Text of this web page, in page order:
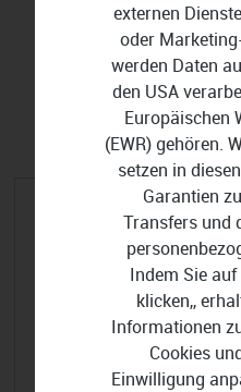
externen
oder
werden Daten
den USA
Europäischen
(EWR) gehören.
setzen in
Garantien
Transfers und
Indem Sie
klicken,,
Informationen
Cookies
Einwilligung